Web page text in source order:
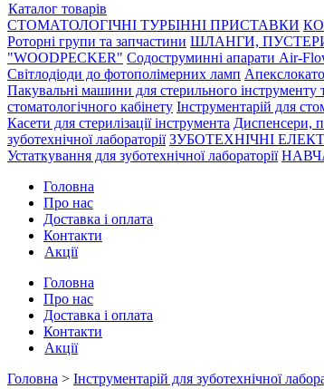
Каталог товарів
СТОМАТОЛОГІЧНІ ТУРБІННІ ПРИСТАВКИ
Роторні групи та запчастини ШЛАНГИ,
"WOODPECKER" Содоструминні апарати Air-
Світлодіоди до фотополімерних ламп
Пакувальні машини для стерильного інструменту
стоматологічного кабінету Інструментарій для
Касети для стерилізації інструмента Диспенсери,
зуботехнічної лабораторії ЗУБОТЕХНІЧНІ
Устаткування для зуботехнічної лабораторії
Головна
Про нас
Доставка і оплата
Контакти
Акції
Головна
Про нас
Доставка і оплата
Контакти
Акції
Головна > Інструментарій для зуботехнічної